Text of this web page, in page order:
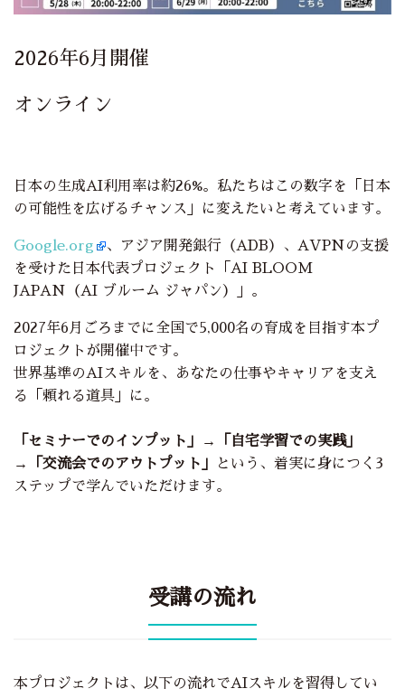
2026年6月開催
オンライン
日本の生成AI利用率は約26%。私たちはこの数字を「日本
の可能性を広げるチャンス」に変えたいと考えています。
Google.org
、アジア開発銀行（ADB）、AVPNの支援
を受けた日本代表プロジェクト「AI BLOOM
JAPAN（AI ブルーム ジャパン）」。
2027年6月ごろまでに全国で5,000名の育成を目指す本プ
ロジェクトが開催中です。
世界基準のAIスキルを、あなたの仕事やキャリアを支え
る「頼れる道具」に。
「セミナーでのインプット」→「自宅学習での実践」
→「交流会でのアウトプット」
という、着実に身につく3
ステップで学んでいただけます。
受講の流れ
本プロジェクトは、以下の流れでAIスキルを習得してい